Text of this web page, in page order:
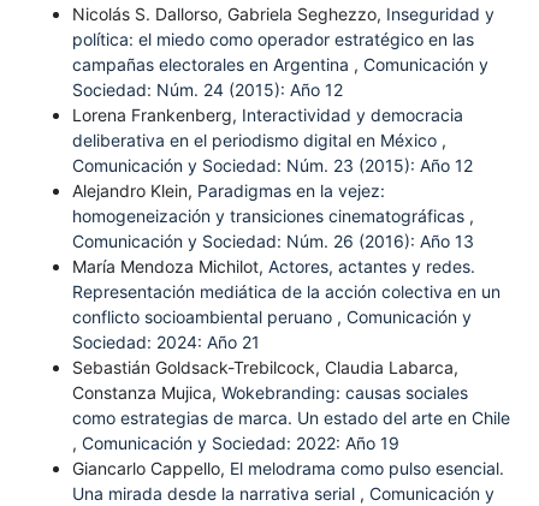
Nicolás S. Dallorso, Gabriela Seghezzo, Inseguridad y
política: el miedo como operador estratégico en las
campañas electorales en Argentina , Comunicación y
Sociedad: Núm. 24 (2015): Año 12
Lorena Frankenberg, Interactividad y democracia
deliberativa en el periodismo digital en México ,
Comunicación y Sociedad: Núm. 23 (2015): Año 12
Alejandro Klein, Paradigmas en la vejez:
homogeneización y transiciones cinematográficas ,
Comunicación y Sociedad: Núm. 26 (2016): Año 13
María Mendoza Michilot, Actores, actantes y redes.
Representación mediática de la acción colectiva en un
conflicto socioambiental peruano , Comunicación y
Sociedad: 2024: Año 21
Sebastián Goldsack-Trebilcock, Claudia Labarca,
Constanza Mujica, Wokebranding: causas sociales
como estrategias de marca. Un estado del arte en Chile
, Comunicación y Sociedad: 2022: Año 19
Giancarlo Cappello, El melodrama como pulso esencial.
Una mirada desde la narrativa serial , Comunicación y